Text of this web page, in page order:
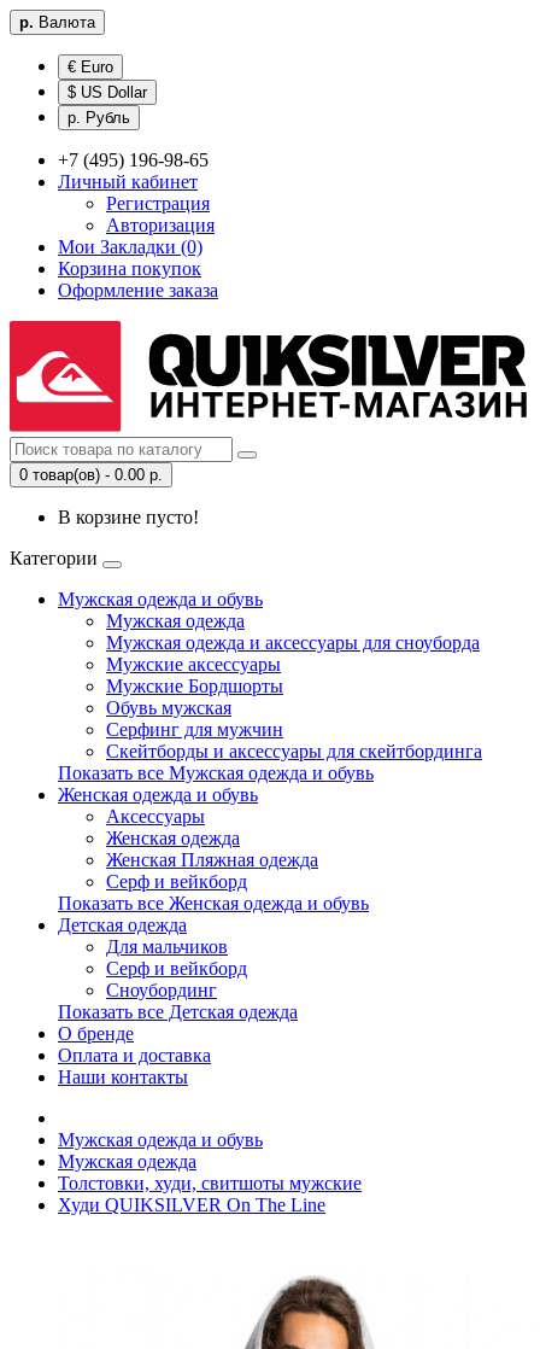
р. Валюта
€ Euro
$ US Dollar
р. Рубль
+7 (495) 196-98-65
Личный кабинет
Регистрация
Авторизация
Мои Закладки (0)
Корзина покупок
Оформление заказа
0 товар(ов) - 0.00 р.
В корзине пусто!
Категории
Мужская одежда и обувь
Мужская одежда
Мужская одежда и аксессуары для сноуборда
Мужские аксессуары
Мужские Бордшорты
Обувь мужская
Серфинг для мужчин
Скейтборды и аксессуары для скейтбординга
Показать все Мужская одежда и обувь
Женская одежда и обувь
Аксессуары
Женская одежда
Женская Пляжная одежда
Серф и вейкборд
Показать все Женская одежда и обувь
Детская одежда
Для мальчиков
Серф и вейкборд
Сноубординг
Показать все Детская одежда
О бренде
Оплата и доставка
Наши контакты
Мужская одежда и обувь
Мужская одежда
Толстовки, худи, свитшоты мужские
Худи QUIKSILVER On The Line